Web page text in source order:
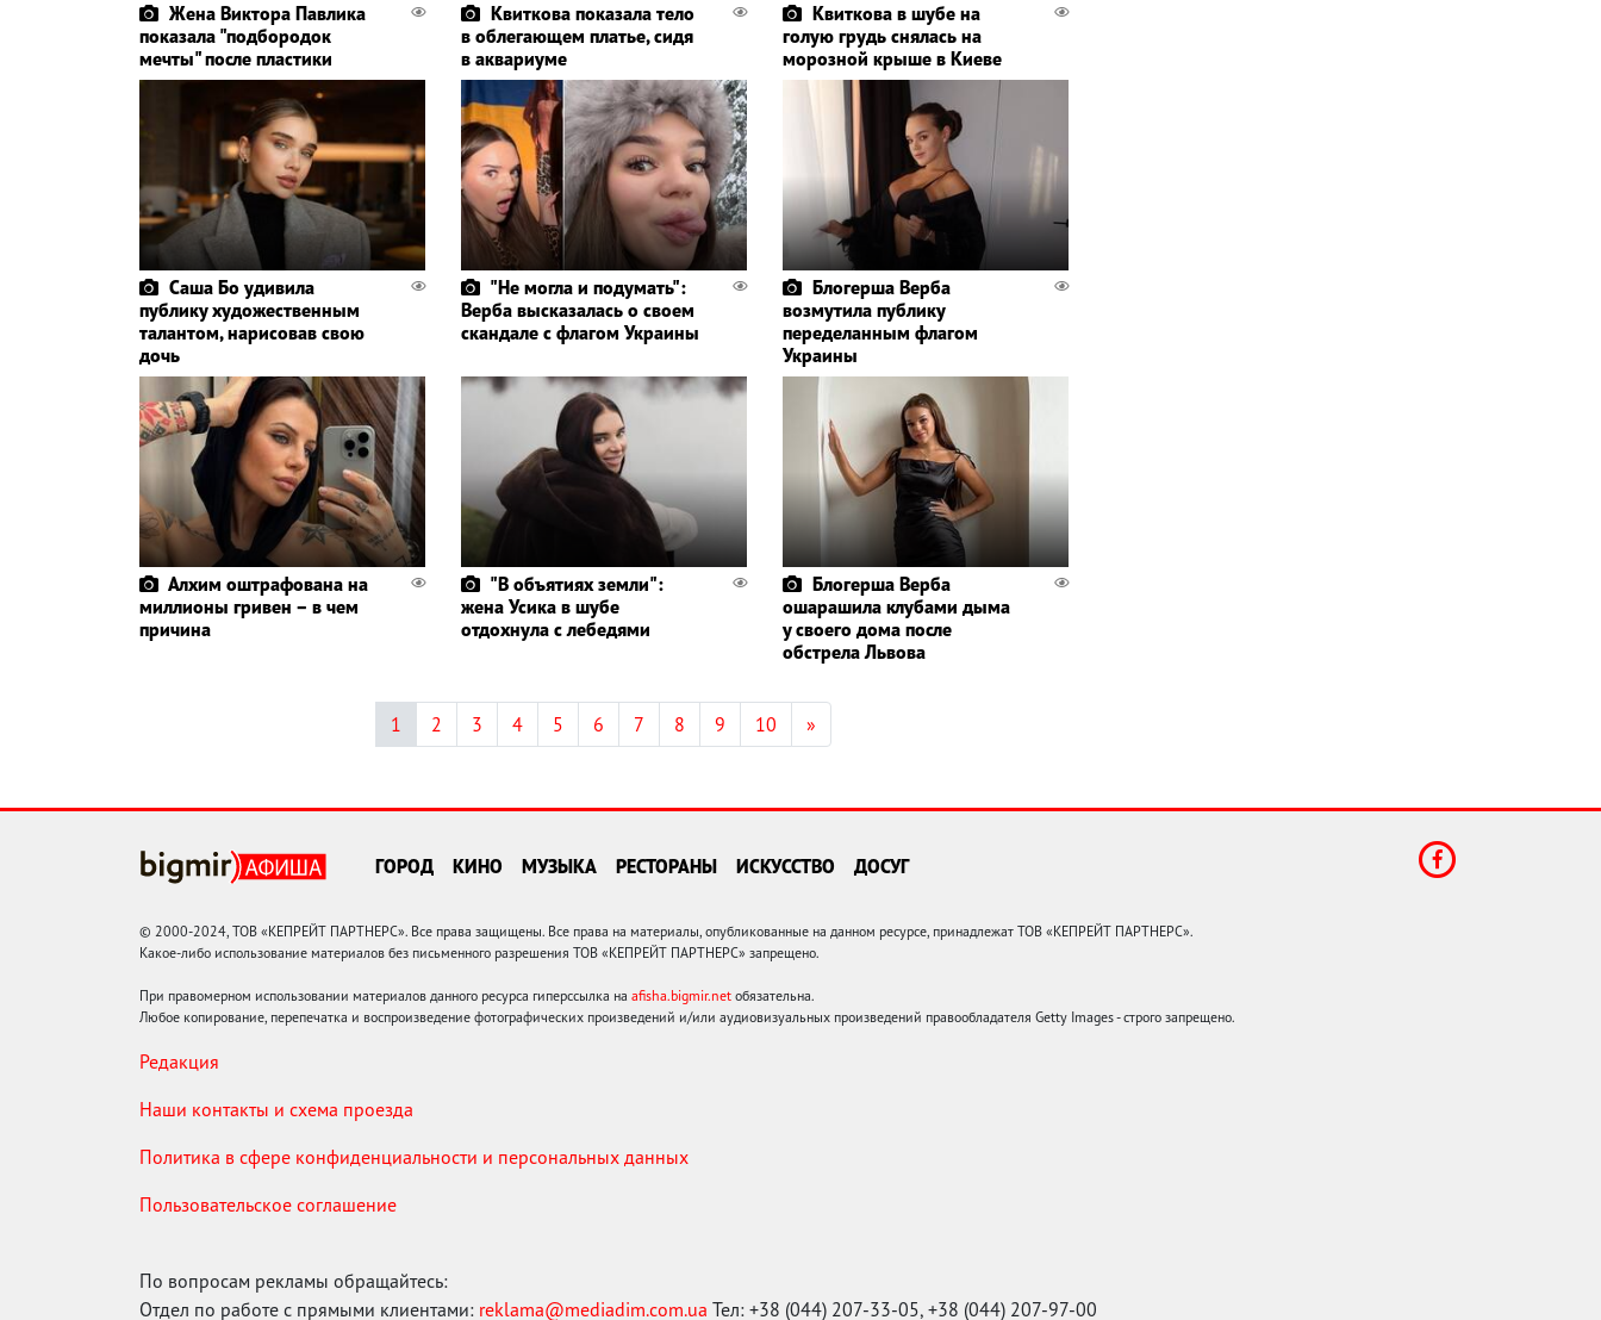
Жена Виктора Павлика
показала "подбородок
мечты" после пластики
Квиткова показала тело
в облегающем платье, сидя
в аквариуме
Квиткова в шубе на
голую грудь снялась на
морозной крыше в Киеве
Саша Бо удивила
публику художественным
талантом, нарисовав свою
дочь
"Не могла и подумать":
Верба высказалась о своем
скандале с флагом Украины
Блогерша Верба
возмутила публику
переделанным флагом
Украины
Алхим оштрафована на
миллионы гривен – в чем
причина
"В объятиях земли":
жена Усика в шубе
отдохнула с лебедями
Блогерша Верба
ошарашила клубами дыма
у своего дома после
обстрела Львова
1 2 3 4 5 6 7 8 9 10 »
ГОРОД КИНО МУЗЫКА РЕСТОРАНЫ ИСКУССТВО ДОСУГ
© 2000-2024, ТОВ «КЕПРЕЙТ ПАРТНЕРС». Все права защищены. Все права на материалы, опубликованные на данном ресурсе, принадлежат ТОВ «КЕПРЕЙТ ПАРТНЕРС».
Какое-либо использование материалов без письменного разрешения ТОВ «КЕПРЕЙТ ПАРТНЕРС» запрещено.
При правомерном использовании материалов данного ресурса гиперссылка на afisha.bigmir.net обязательна.
Любое копирование, перепечатка и воспроизведение фотографических произведений и/или аудиовизуальных произведений правообладателя Getty Images - строго запрещено.
Редакция
Наши контакты и схема проезда
Политика в сфере конфиденциальности и персональных данных
Пользовательское соглашение
По вопросам рекламы обращайтесь:
Отдел по работе с прямыми клиентами: reklama@mediadim.com.ua Тел: +38 (044) 207-33-05, +38 (044) 207-97-00